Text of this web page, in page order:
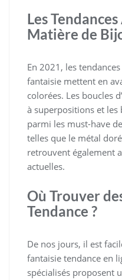
Les
Matière de
En 2021, les
fantaisie mettent en
colorées. Les boucles
à superpositions et
parmi les must-have
telles que le métal
retrouvent également
actuelles.
Où Trouver
Tendance ?
De nos jours, il est
fantaisie tendance en
spécialisés proposent